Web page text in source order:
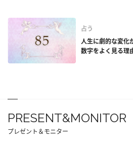
占う
人生に劇的な変
数字をよく見る理
PRESENT&MONITOR
プレゼント＆モニター